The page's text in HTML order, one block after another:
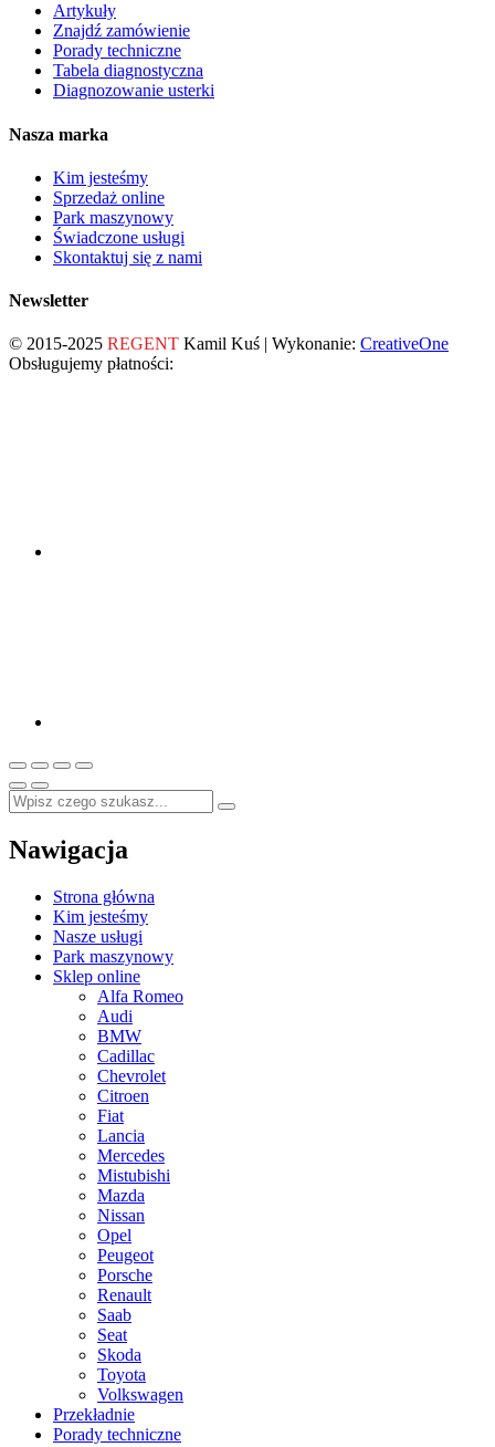
Artykuły
Znajdź zamówienie
Porady techniczne
Tabela diagnostyczna
Diagnozowanie usterki
Nasza marka
Kim jesteśmy
Sprzedaż online
Park maszynowy
Świadczone usługi
Skontaktuj się z nami
Newsletter
© 2015-2025 REGENT Kamil Kuś | Wykonanie: CreativeOne
Obsługujemy płatności:
Nawigacja
Strona główna
Kim jesteśmy
Nasze usługi
Park maszynowy
Sklep online
Alfa Romeo
Audi
BMW
Cadillac
Chevrolet
Citroen
Fiat
Lancia
Mercedes
Mistubishi
Mazda
Nissan
Opel
Peugeot
Porsche
Renault
Saab
Seat
Skoda
Toyota
Volkswagen
Przekładnie
Porady techniczne